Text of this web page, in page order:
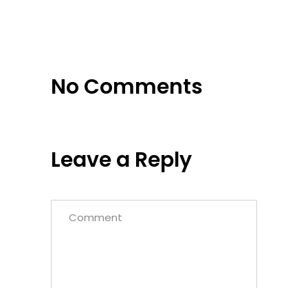
No Comments
Leave a Reply